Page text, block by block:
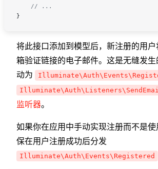
    // ...
}
将此接口添加到模型后，新注册的用
箱验证链接的电子邮件。这是无缝发生
动为
监听器。
如果你在应用中手动实现注册而不是使
保在用户注册成功后分发
Illuminate\Auth\Events\Registered